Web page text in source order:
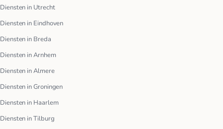
Diensten in Utrecht
Diensten in Eindhoven
Diensten in Breda
Diensten in Arnhem
Diensten in Almere
Diensten in Groningen
Diensten in Haarlem
Diensten in Tilburg